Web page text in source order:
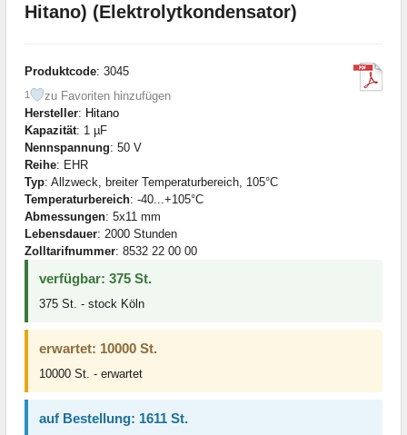
Hitano) (Elektrolytkondensator)
Produktcode: 3045
1
zu Favoriten hinzufügen
Hersteller: Hitano
Kapazität: 1 µF
Nennspannung: 50 V
Reihe: EHR
Typ: Allzweck, breiter Temperaturbereich, 105°C
Temperaturbereich: -40...+105°C
Abmessungen: 5x11 mm
Lebensdauer: 2000 Stunden
Zolltarifnummer: 8532 22 00 00
verfügbar: 375 St.
375 St. - stock Köln
erwartet: 10000 St.
10000 St. - erwartet
auf Bestellung: 1611 St.